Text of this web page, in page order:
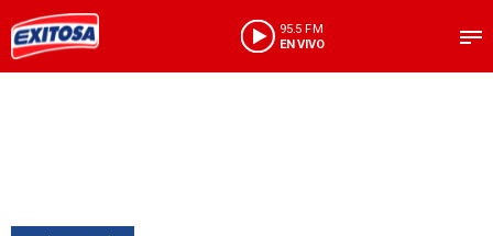
95.5 FM
EN VIVO